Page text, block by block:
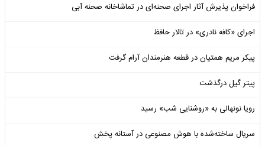
فراخوان پذیرش آثار اجرای صحنه‌ای در تماشاخانه صحنه آبی
اجرای «کافه نادری» در تالار حافظ
پیکر مریم همتیان در قطعه هنرمندان آرام گرفت
پیتر گیل درگذشت
رویا نونهالی به «روشنایی شب» رسید
سریال ساخته‌شده با هوش مصنوعی در آستانه پخش